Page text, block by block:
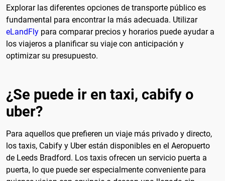
Explorar las diferentes opciones de transporte público es
fundamental para encontrar la más adecuada. Utilizar
eLandFly para comparar precios y horarios puede ayudar a
los viajeros a planificar su viaje con anticipación y
optimizar su presupuesto.
¿Se puede ir en taxi, cabify o
uber?
Para aquellos que prefieren un viaje más privado y directo,
los taxis, Cabify y Uber están disponibles en el Aeropuerto
de Leeds Bradford. Los taxis ofrecen un servicio puerta a
puerta, lo que puede ser especialmente conveniente para